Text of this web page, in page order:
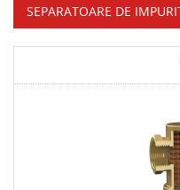
SEPARATOARE DE